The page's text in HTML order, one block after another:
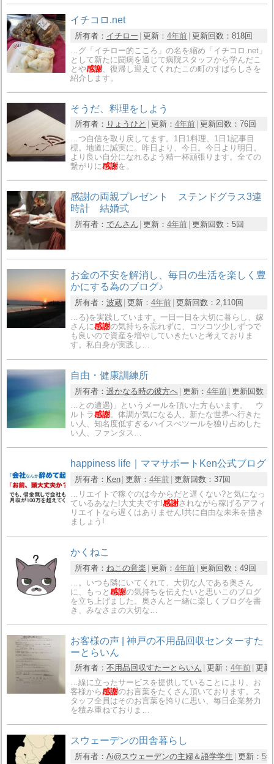
イチコロ.net
所有者： イチロー 更新： 4年前 更新回数： 818回
…グ「イチロー的こころ」の名を縮め「イチコロ.net」
として新たに闘病を通じて病院スタッフから学んだこ
とや感謝 、復帰し迎えてくれたこの町のすばらしさを
紹介します。
そうだ、料理をしよう
所有者： りょうひと 更新： 4年前 更新回数： 76回
…つ自信を取り戻してます。1日1料理、1日1記事目
標。地道に誠実に。昨日より、今日。今日より明日。
より良い自分になれるよう精一杯頑張ります。全ての
繋がりに感謝を。
感謝の両親プレゼント ステンドグラス3連
時計 結婚式
所有者： でんさん 更新： 4年前 更新回数： 5回
お金の不安を解消し、毎日の生活を楽しく豊
かにする為のブログ♪
所有者： 波蔵 更新： 4年前 更新回数： 2,110回
…る)を実践しています。一日一日を大切に暮らし、嫁
さんに感謝の気持ちを忘れずに、コツコツ少しずつで
も良いので資産を増やしていきたいと考えておりま
す。私自身が実践し…
自由・健康訓練所
所有者： 遥かなる時の彼方へ 更新： 4年前 更新回数：
…との遭遇)」というメールを頂いた方もいます。 ウ
ルトラ感謝。体調が気になる人、新たな世界へ行きた
い人、知名度低すぎるハイスぺツールを独り占めした
い人、ファンタス…
happiness life｜ママサポートKen公式ブログ
所有者： Ken 更新： 4年前 更新回数： 37回
…リエイトで稼ぐのは今からだと遅くない?と気になっ
ているあなた!大丈夫です!感謝されながら稼げるアフィ
リエイトなら遅くはありません!共に自由な未来を描き
ましょう!
かくねこ
所有者： ねこの音楽 更新： 4年前 更新回数： 49回
…。いつも隣にいてくれて、大切な人である奥さん
に、もっと感謝の気持ちを伝えたいと思いこのブログ
を立ち上げました。奥さんと一緒に楽しくブログを書
き、みなさまの大切な…
お客様の声 | 神戸の不用品回収センターすた
ーとらいん
所有者： 不用品回収すたーとらいん 更新： 4年前 更新
…線に立ったサービスを提供していることにより、お
客様から感謝のお言葉をたくさん頂いております。ス
タッフ全員はそのお言葉を誇りに思い、毎日企業努力
を積み重ねておりま…
スウェーデンの田舎暮らし
所有者： Ai@スウェーデンの主婦＆語学学生 更新： 5